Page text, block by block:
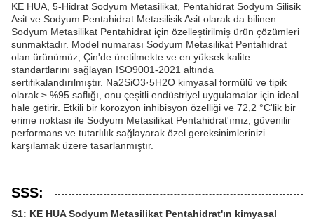
KE HUA, 5-Hidrat Sodyum Metasilikat, Pentahidrat Sodyum Silisik
Asit ve Sodyum Pentahidrat Metasilisik Asit olarak da bilinen
Sodyum Metasilikat Pentahidrat için özelleştirilmiş ürün çözümleri
sunmaktadır. Model numarası Sodyum Metasilikat Pentahidrat
olan ürünümüz, Çin'de üretilmekte ve en yüksek kalite
standartlarını sağlayan ISO9001-2021 altında
sertifikalandırılmıştır. Na2SiO3·5H2O kimyasal formülü ve tipik
olarak ≥ %95 saflığı, onu çeşitli endüstriyel uygulamalar için ideal
hale getirir. Etkili bir korozyon inhibisyon özelliği ve 72,2 °C'lik bir
erime noktası ile Sodyum Metasilikat Pentahidrat'ımız, güvenilir
performans ve tutarlılık sağlayarak özel gereksinimlerinizi
karşılamak üzere tasarlanmıştır.
SSS:
S1: KE HUA Sodyum Metasilikat Pentahidrat'ın kimyasal